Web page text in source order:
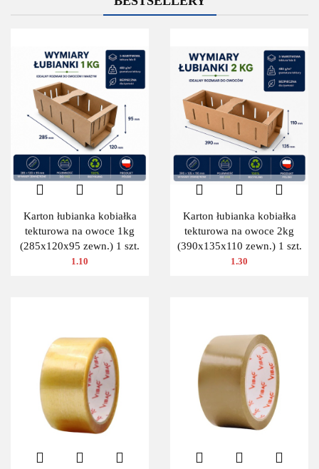
Karton łubianka kobiałka
tekturowa na owoce 1kg
(285x120x95 zewn.) 1 szt.
1.10
Karton łubianka kobiałka
tekturowa na owoce 2kg
(390x135x110 zewn.) 1 szt.
1.30